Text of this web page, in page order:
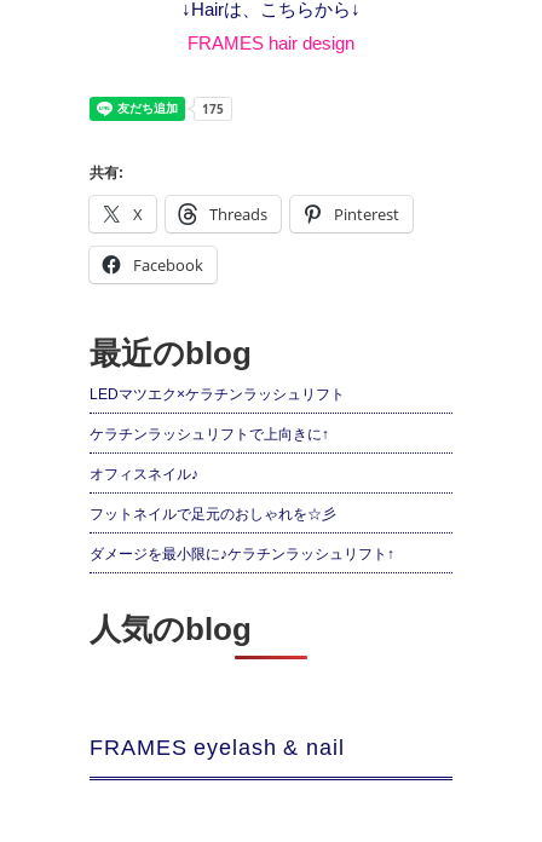
↓Hairは、こちらから↓
FRAMES hair design
共有:
X Threads Pinterest
Facebook
最近のblog
LEDマツエク×ケラチンラッシュリフト
ケラチンラッシュリフトで上向きに↑
オフィスネイル♪
フットネイルで足元のおしゃれを☆彡
ダメージを最小限に♪ケラチンラッシュリフト↑
人気のblog
FRAMES eyelash & nail